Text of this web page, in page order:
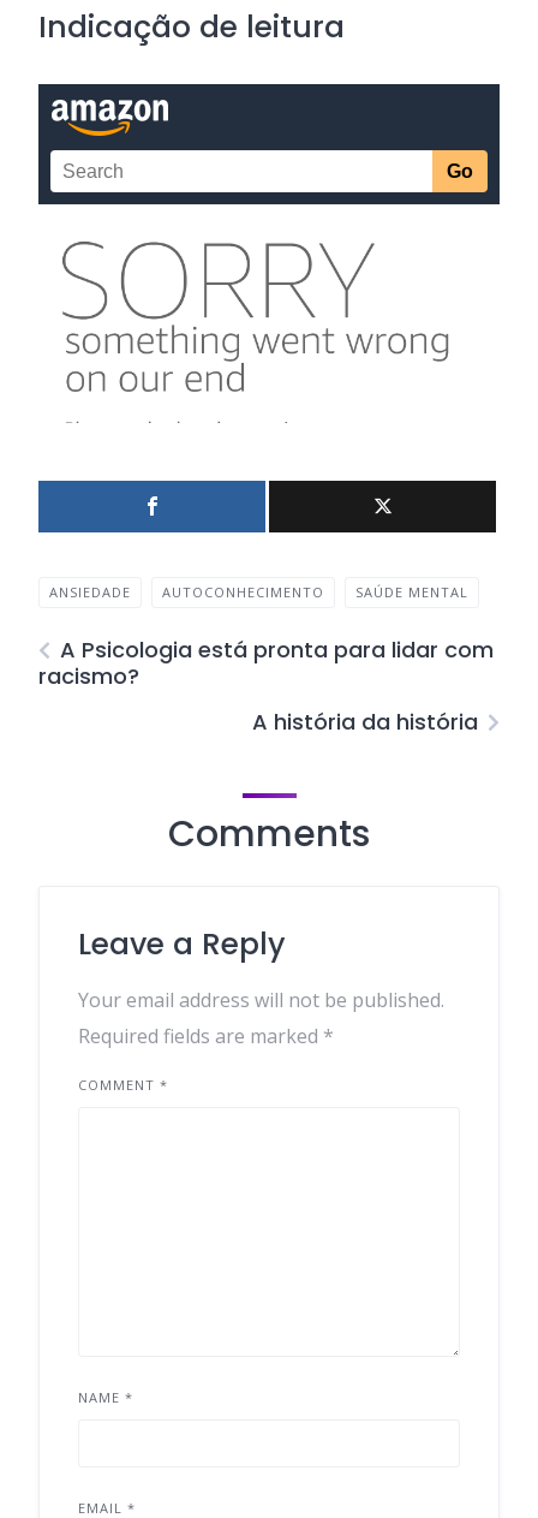
Indicação de leitura
ANSIEDADE AUTOCONHECIMENTO SAÚDE MENTAL
A Psicologia está pronta para lidar com
racismo?
A história da história
Comments
Leave a Reply
Your email address will not be published.
Required fields are marked *
COMMENT *
NAME *
EMAIL *